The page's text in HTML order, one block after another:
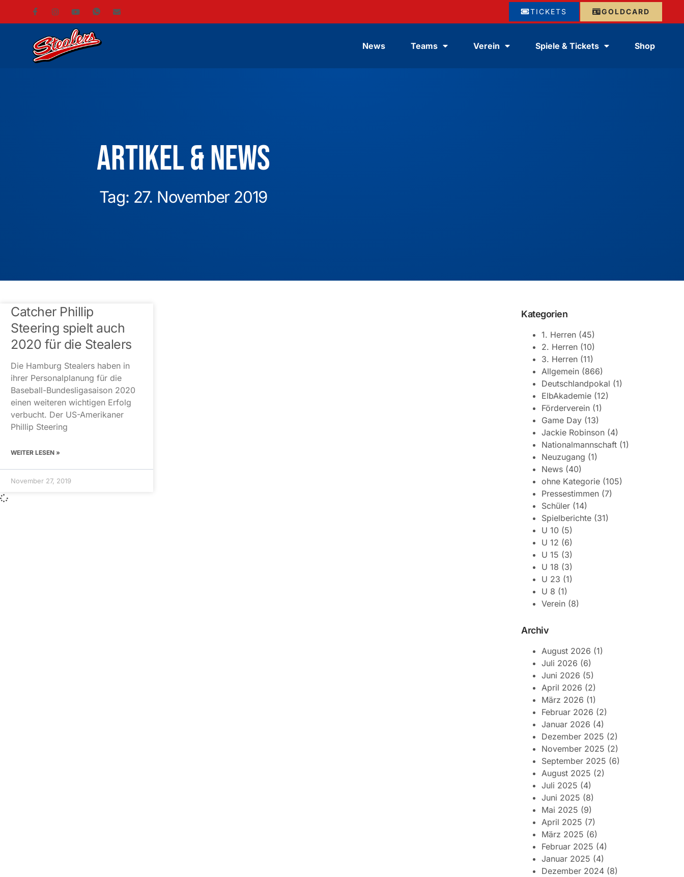
GOLDCARD
TICKETS
News Teams Verein Spiele & Tickets Shop
Artikel & News
Tag: 27. November 2019
Catcher Phillip
Steering spielt auch
2020 für die Stealers
Die Hamburg Stealers haben in
ihrer Personalplanung für die
Baseball-Bundesligasaison 2020
einen weiteren wichtigen Erfolg
verbucht. Der US-Amerikaner
Phillip Steering
WEITER LESEN »
November 27, 2019
Kategorien
1. Herren (45)
2. Herren (10)
3. Herren (11)
Allgemein (866)
Deutschlandpokal (1)
ElbAkademie (12)
Förderverein (1)
Game Day (13)
Jackie Robinson (4)
Nationalmannschaft (1)
Neuzugang (1)
News (40)
ohne Kategorie (105)
Pressestimmen (7)
Schüler (14)
Spielberichte (31)
U 10 (5)
U 12 (6)
U 15 (3)
U 18 (3)
U 23 (1)
U 8 (1)
Verein (8)
Archiv
August 2026 (1)
Juli 2026 (6)
Juni 2026 (5)
April 2026 (2)
März 2026 (1)
Februar 2026 (2)
Januar 2026 (4)
Dezember 2025 (2)
November 2025 (2)
September 2025 (6)
August 2025 (2)
Juli 2025 (4)
Juni 2025 (8)
Mai 2025 (9)
April 2025 (7)
März 2025 (6)
Februar 2025 (4)
Januar 2025 (4)
Dezember 2024 (8)